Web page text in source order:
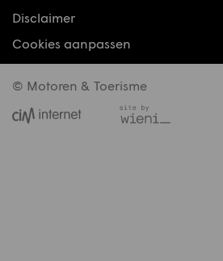
Disclaimer
Cookies aanpassen
© Motoren & Toerisme